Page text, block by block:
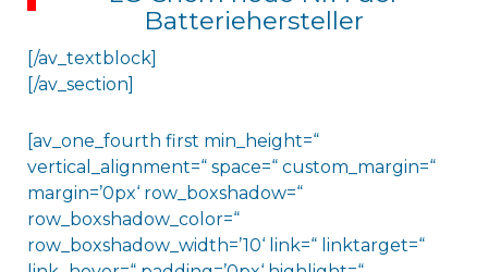
Batteriehersteller
[/av_textblock]
[/av_section]
[av_one_fourth first min_height=“
vertical_alignment=“ space=“ custom_margin=“
margin=’0px‘ row_boxshadow=“
row_boxshadow_color=“
row_boxshadow_width=’10‘ link=“ linktarget=“